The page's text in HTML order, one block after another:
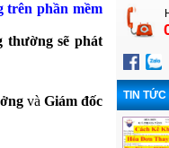
trên phần mềm
thường sẽ phát
và Giám đốc TIN TỨC